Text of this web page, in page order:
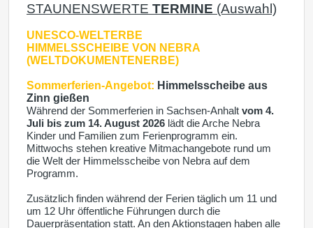
STAUNENSWERTE TERMINE (Auswahl)
UNESCO-WELTERBE
HIMMELSSCHEIBE VON NEBRA
(WELTDOKUMENTENERBE)
Sommerferien-Angebot: Himmelsscheibe aus
Zinn gießen
Während der Sommerferien in Sachsen-Anhalt vom 4.
Juli bis zum 14. August 2026 lädt die Arche Nebra
Kinder und Familien zum Ferienprogramm ein.
Mittwochs stehen kreative Mitmachangebote rund um
die Welt der Himmelsscheibe von Nebra auf dem
Programm.
Zusätzlich finden während der Ferien täglich um 11 und
um 12 Uhr öffentliche Führungen durch die
Dauerpräsentation statt. An den Aktionstagen haben alle